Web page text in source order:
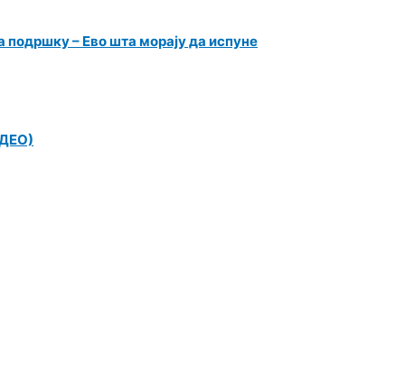
подршку – Ево шта морају да испуне